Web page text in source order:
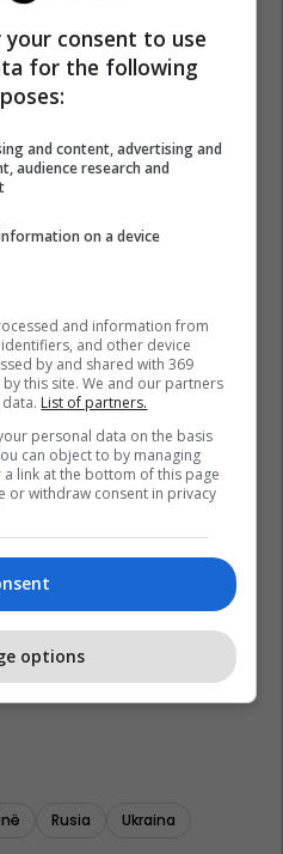
Rusia Ukraina
consent to use
for the following
and content, advertising and
audience research and
on a device
and information from
and other device
by and shared with 369
this site. We and our partners
List of partners.
personal data on the basis
can object to by managing
link at the bottom of this page
or withdraw consent in privacy
options